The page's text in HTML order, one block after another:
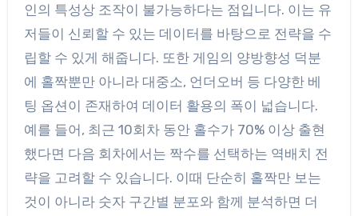
인의 특성상 조작이 불가능하다는 점입니다. 이는 유
저들이 신뢰할 수 있는 데이터를 바탕으로 전략을 수
립할 수 있게 해줍니다. 또한 게임의 양방향성 덕분
에 홀짝뿐만 아니라 대중소, 언더오버 등 다양한 베
팅 옵션이 존재하여 데이터 활용의 폭이 넓습니다.
예를 들어, 최근 10회차 동안 홀수가 70% 이상 출현
했다면 다음 회차에서는 짝수를 선택하는 역배치 전
략을 고려할 수 있습니다. 이때 단순히 홀짝만 보는
것이 아니라 숫자 구간별 분포와 함께 분석하면 더